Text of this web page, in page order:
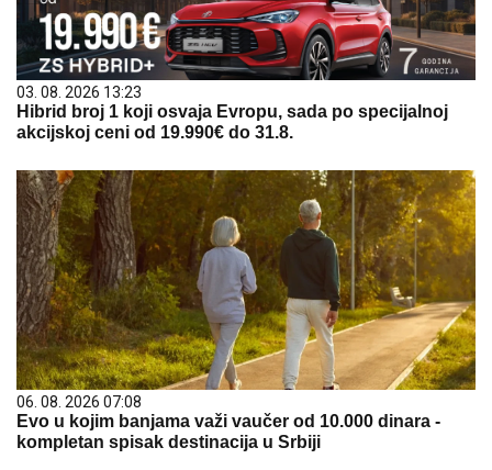
03. 08. 2026 13:23
Hibrid broj 1 koji osvaja Evropu, sada po specijalnoj
akcijskoj ceni od 19.990€ do 31.8.
06. 08. 2026 07:08
Evo u kojim banjama važi vaučer od 10.000 dinara -
kompletan spisak destinacija u Srbiji